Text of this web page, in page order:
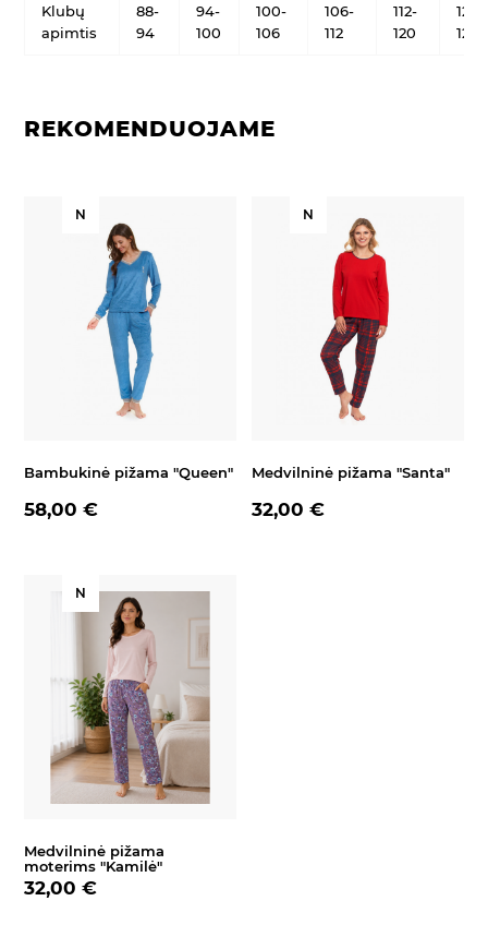
Klubų
apimtis
88-
94
94-
100
100-
106
106-
112
112-
120
120-
128
REKOMENDUOJAME
N
Bambukinė pižama "Queen"
58,00 €
N
Medvilninė pižama "Santa"
32,00 €
N
Medvilninė pižama
moterims "Kamilė"
32,00 €